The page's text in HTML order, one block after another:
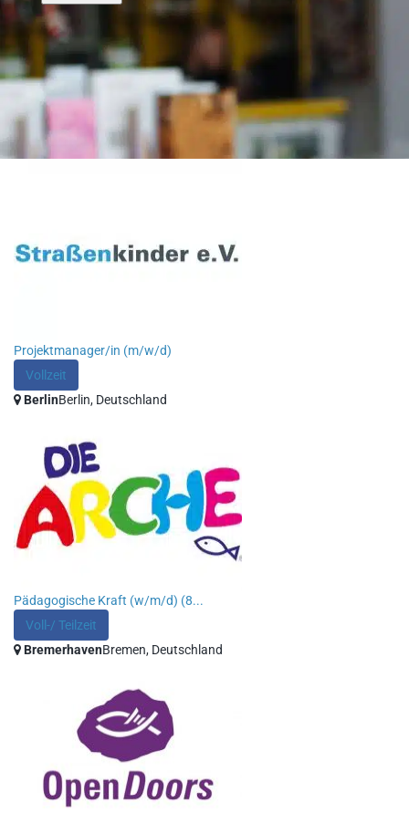
Projektmanager/in (m/w/d)
Vollzeit
BerlinBerlin, Deutschland
Pädagogische Kraft (w/m/d) (8...
Voll-/ Teilzeit
BremerhavenBremen, Deutschland